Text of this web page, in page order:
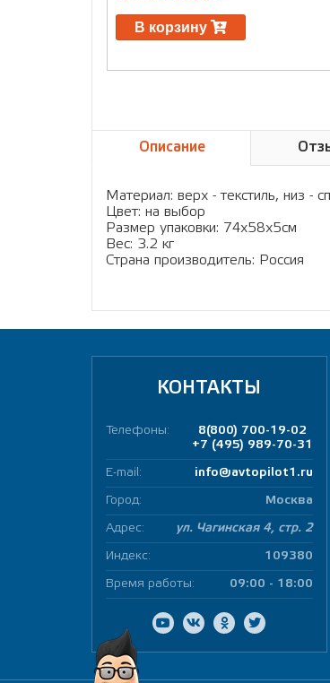
В корзину
Описание
Материал: верх - текстиль, низ -
Цвет: на выбор
Размер упаковки: 74х58х5см
Вес: 3.2 кг
Страна производитель: Россия
КОНТАКТЫ
Телефоны:
8(800) 700-19-02
+7 (495) 989-70-31
E-mail: info@avtopilot1.ru
Город: Москва
Адрес: ул. Чагинская 4, стр. 2
Индекс: 109380
Время работы: 09:00 - 18:00